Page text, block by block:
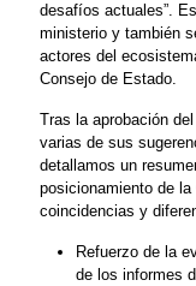
desafíos actuales”.
ministerio y también
actores del
Consejo de Estado.
Tras la aprobación
varias de sus
detallamos un
posicionamiento de
coincidencias y
Refuerzo de la
de los informes